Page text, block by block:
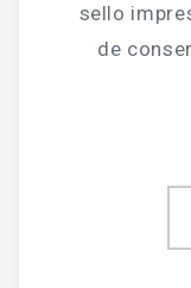
sello
de